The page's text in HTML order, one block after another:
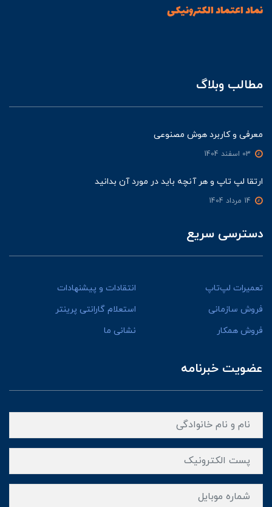
نماد اعتماد الکترونیکی
مطالب وبلاگ
معرفی و کاربرد هوش مصنوعی
ارتقا لپ تاپ و هر آنچه باید در مورد آن بدانید
دسترسی سریع
تعمیرات لپ‌تاپ
انتقادات و پیشنهادات
فروش سازمانی
استعلام گارانتی پرینتر
فروش همکار
نشانی ما
عضویت خبرنامه